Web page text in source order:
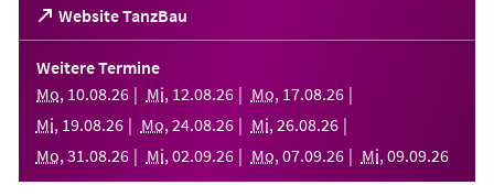
Website TanzBau
(Öffnet
in
einem
neuen
Tab)
Weitere Termine
Mo, 10.08.26 Mi, 12.08.26 Mo, 17.08.26
Mi, 19.08.26 Mo, 24.08.26 Mi, 26.08.26
Mo, 31 .08.26 Mi, 02.09.26 Mo, 07.09.26 Mi, 09.09.26